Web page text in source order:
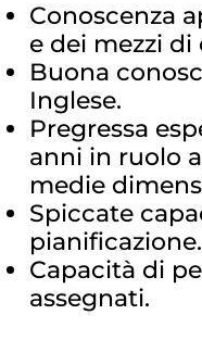
Conoscenza
e dei mezzi
Buona
Inglese.
Pregressa
anni in ruolo
medie
Spiccate
pianificazione.
Capacità di
assegnati.